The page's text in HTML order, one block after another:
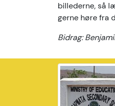
billederne, så
gerne høre fra
Bidrag: